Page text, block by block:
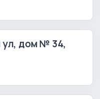
ул, дом № 34,